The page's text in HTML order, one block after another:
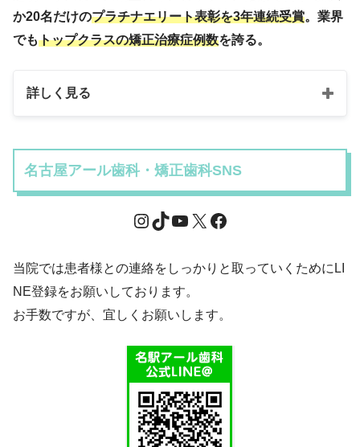
か20名だけのプラチナエリート表彰を3年連続受賞。業界
でもトップクラスの矯正治療症例数を誇る。
詳しく見る
名古屋アール歯科・矯正歯科SNS
当院では患者様との連絡をしっかりと取っていくためにLI
NE登録をお願いしております。
お手数ですが、宜しくお願いします。